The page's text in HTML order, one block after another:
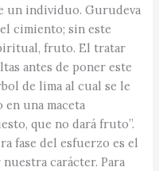
un individuo. Gurudeva
cimiento; sin este
fruto. El tratar
antes de poner este
de lima al cual se le
una maceta
que no dará fruto”.
fase del esfuerzo es el
carácter. Para